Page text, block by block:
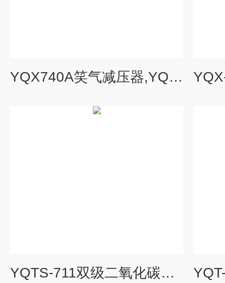
YQX740A笑气减压器,YQX-740A
YQTS-711双级二氧化碳减压器,YQTS-711,YQTS711